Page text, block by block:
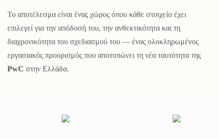
Το αποτέλεσμα είναι ένας χώρος όπου κάθε στοιχείο έχει
επιλεγεί για την απόδοσή του, την ανθεκτικότητα και τη
διαχρονικότητα του σχεδιασμού του — ένας ολοκληρωμένος
εργασιακός προορισμός που αποτυπώνει τη νέα ταυτότητα της
PwC στην Ελλάδα.